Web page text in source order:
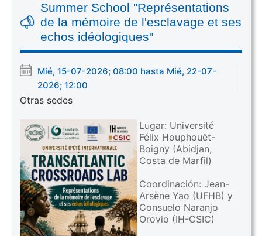
Summer School "Représentations
de la mémoire de l'esclavage et ses
echos idéologiques"
Mié, 15-07-2026; 08:00 hasta Mié, 22-07-
2026; 12:00
Otras sedes
Lugar: Université
Félix Houphouët-
Boigny (Abidjan,
Costa de Marfil)
Coordinación: Jean-
Arsène Yao (UFHB) y
Consuelo Naranjo
Orovio (IH-CSIC)